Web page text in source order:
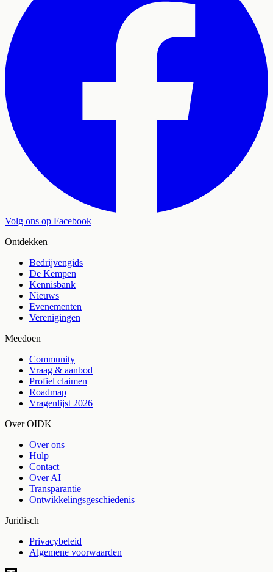
Volg ons op Facebook
Ontdekken
Bedrijvengids
De Kempen
Kennisbank
Nieuws
Evenementen
Verenigingen
Meedoen
Community
Vraag & aanbod
Profiel claimen
Roadmap
Vragenlijst 2026
Over OIDK
Over ons
Hulp
Contact
Over AI
Transparantie
Ontwikkelingsgeschiedenis
Juridisch
Privacybeleid
Algemene voorwaarden